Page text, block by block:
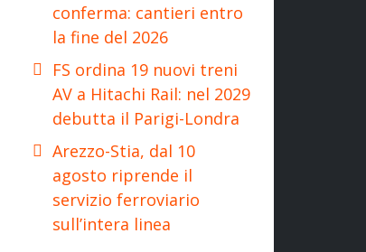
conferma: cantieri entro
la fine del 2026
FS ordina 19 nuovi treni
AV a Hitachi Rail: nel 2029
debutta il Parigi-Londra
Arezzo-Stia, dal 10
agosto riprende il
servizio ferroviario
sull’intera linea